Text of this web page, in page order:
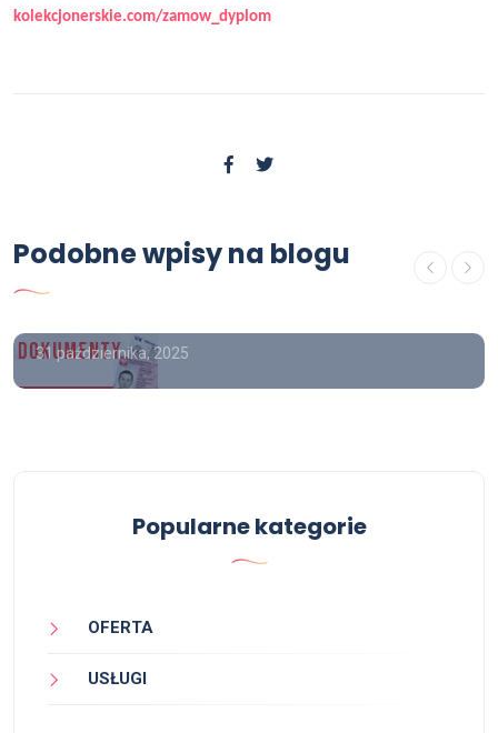
kolekcjonerskie.com/zamow_dyplom
Podobne wpisy na blogu
Gdzie można kupić prawo jazdy z
wpisem do rejestru , Sprzedam
prawo jazdy z wpisem
31 października, 2025
Popularne kategorie
OFERTA
USŁUGI